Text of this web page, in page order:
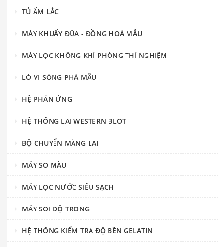
TỦ ẤM LẮC
MÁY KHUẤY ĐŨA - ĐỒNG HOÁ MẪU
MÁY LỌC KHÔNG KHÍ PHÒNG THÍ NGHIỆM
LÒ VI SÓNG PHÁ MẪU
HỆ PHẢN ỨNG
HỆ THỐNG LAI WESTERN BLOT
BỘ CHUYỂN MÀNG LAI
MÁY SO MÀU
MÁY LỌC NƯỚC SIÊU SẠCH
MÁY SOI ĐỘ TRONG
HỆ THỐNG KIỂM TRA ĐỘ BỀN GELATIN